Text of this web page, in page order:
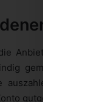
Anbieter
gemacht
auszahlen.